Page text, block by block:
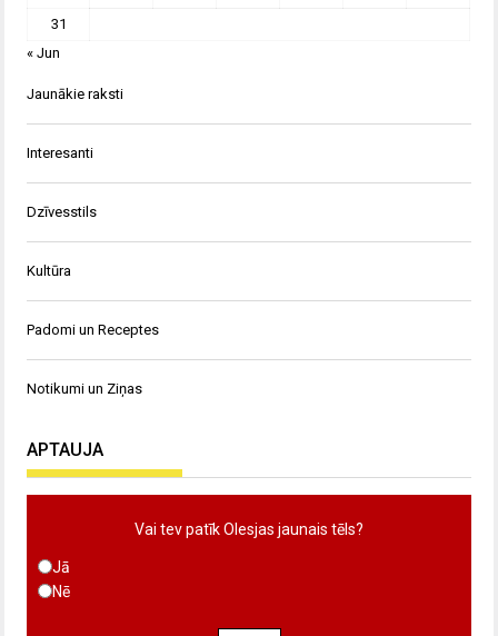
31
« Jun
Jaunākie raksti
Interesanti
Dzīvesstils
Kultūra
Padomi un Receptes
Notikumi un Ziņas
APTAUJA
Vai tev patīk Olesjas jaunais tēls?
Jā
Nē